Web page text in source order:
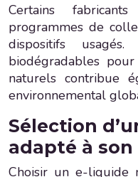
Certains
programmes de
dispositifs
biodégradables
naturels contribue
environnemental
Sélection
adapté à
Choisir un e-liquide